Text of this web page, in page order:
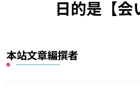
日的是【会
本站文章編撰者